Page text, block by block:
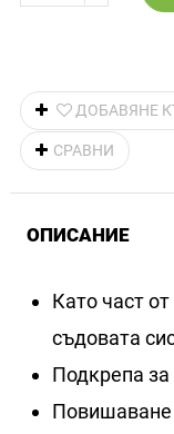
ДОБАВЯНЕ
СРАВНИ
ОПИСАНИЕ
Като част
съдовата
Подкрепа за
Повишаване